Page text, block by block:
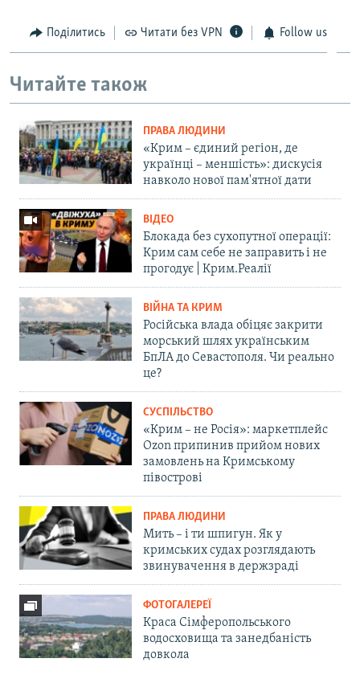
Поділитись Читати без VPN Follow us
Читайте також
ПРАВА ЛЮДИНИ
«Крим – єдиний регіон, де
українці – меншість»: дискусія
навколо нової пам'ятної дати
ВІДЕО
Блокада без сухопутної операції:
Крим сам себе не заправить і не
прогодує | Крим.Реалії
ВІЙНА ТА КРИМ
Російська влада обіцяє закрити
морський шлях українським
БпЛА до Севастополя. Чи реально
це?
СУСПІЛЬСТВО
«Крим – не Росія»: маркетплейс
Ozon припинив прийом нових
замовлень на Кримському
півострові
ПРАВА ЛЮДИНИ
Мить – і ти шпигун. Як у
кримських судах розглядають
звинувачення в держзраді
ФОТОГАЛЕРЕЇ
Краса Сімферопольського
водосховища та занедбаність
довкола